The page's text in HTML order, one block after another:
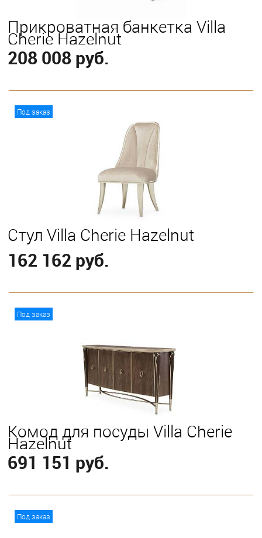
Прикроватная банкетка Villa
Cherie Hazelnut
208 008 руб.
Под заказ
Стул Villa Cherie Hazelnut
162 162 руб.
Под заказ
Комод для посуды Villa Cherie
Hazelnut
691 151 руб.
Под заказ